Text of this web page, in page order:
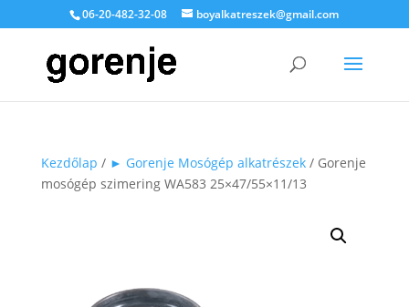
06-20-482-32-08 boyalkatreszek@gmail.com
Kezdőlap / ► Gorenje Mosógép alkatrészek/ Gorenje
mosógép szimering WA583 25×47/55×11/13